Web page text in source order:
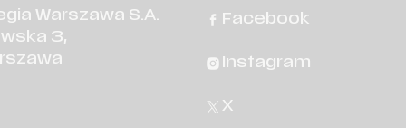
Warszawa S.A.
3,
Facebook
Instagram
X